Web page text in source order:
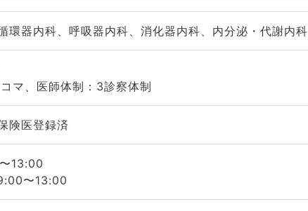
環器内科、呼吸器内科、消化器内科、内分泌・代謝内科
マ、医師体制：3診察体制
険医登録済
13:00
〜13:00